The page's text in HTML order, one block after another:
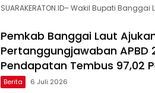
SUARAKERATON.ID– Wakil Bupati Banggai
Pemkab Banggai Laut
Pertanggungjawaban APBD
Pendapatan Tembus 97,02
Berita 6 Juli 2026